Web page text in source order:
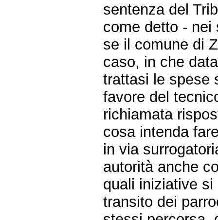
sentenza del
come detto - nei
se il comune di
caso, in che
trattasi le spese
favore del
richiamata
cosa intenda
in via
autorità anche
quali iniziative
transito dei